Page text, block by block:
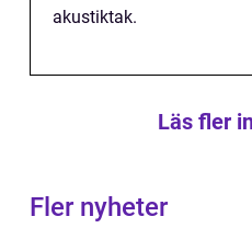
akustiktak.
Läs fler
Fler nyheter